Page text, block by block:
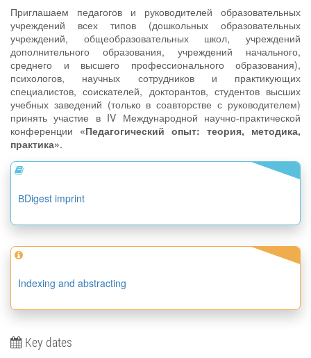
Приглашаем педагогов и руководителей образовательных
учреждений всех типов (дошкольных образовательных
учреждений, общеобразовательных школ, учреждений
дополнительного образования, учреждений начального,
среднего и высшего профессионального образования),
психологов, научных сотрудников и практикующих
специалистов, соискателей, докторантов, студентов высших
учебных заведений (только в соавторстве с руководителем)
принять участие в IV Международной научно-практической
конференции «Педагогический опыт: теория, методика,
практика».
ВDigest imprint
Indexing and abstracting
Key dates